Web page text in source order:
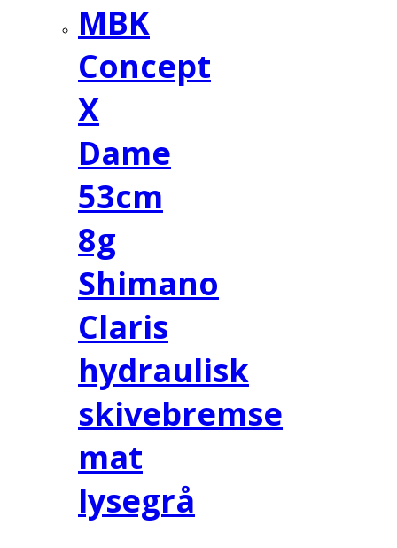
MBK
Concept
X
Dame
53cm
8g
Shimano
Claris
hydraulisk
skivebremse
mat
lysegrå